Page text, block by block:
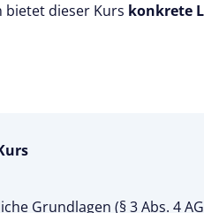
bietet dieser Kurs konkrete
Grundlagen (§ 3 Abs. 4